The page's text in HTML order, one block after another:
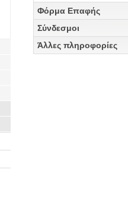
Φόρμα Επαφής
Αποστολή μηνύματος.
Σύνδεσμοι
Twitter
Άλλες πληροφορίες